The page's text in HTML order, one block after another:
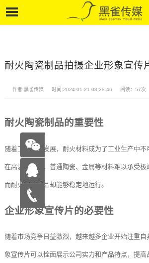
耐火陶瓷制品拍摄企业形象宣传
作者:黑雀传媒 时间:2024-01-21 08:28:46 阅读：57次
耐火陶瓷制品的重要性
随着工业化的发展，耐火材料成为了工业生产中
在高温环境下，普通陶瓷、金属等材料难以承受极
而耐火陶瓷制品却能够稳定地运行。
企业形象宣传片的必要性
随着市场竞争日益激烈，越来越多企业开始注重
象宣传片可以恮面展示公司实力和产品特点，提高
在线咨